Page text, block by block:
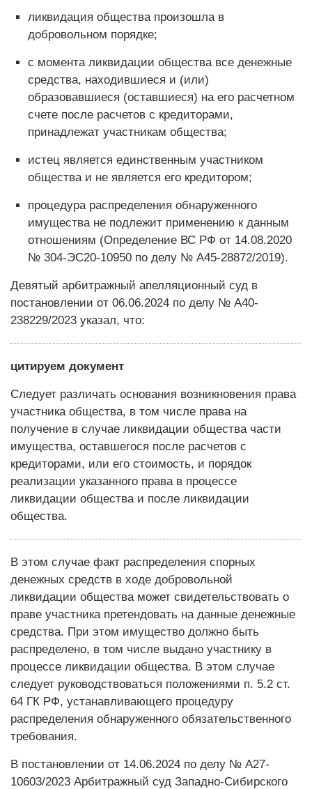
ликвидация общества произошла в
добровольном порядке;
с момента ликвидации общества все денежные
средства, находившиеся и (или)
образовавшиеся (оставшиеся) на его расчетном
счете после расчетов с кредиторами,
принадлежат участникам общества;
истец является единственным участником
общества и не является его кредитором;
процедура распределения обнаруженного
имущества не подлежит применению к данным
отношениям (Определение ВС РФ от 14.08.2020
№ 304-ЭС20-10950 по делу № А45-28872/2019).
Девятый арбитражный апелляционный суд в
постановлении от 06.06.2024 по делу № А40-
238229/2023 указал, что:
цитируем документ
Следует различать основания возникновения права
участника общества, в том числе права на
получение в случае ликвидации общества части
имущества, оставшегося после расчетов с
кредиторами, или его стоимость, и порядок
реализации указанного права в процессе
ликвидации общества и после ликвидации
общества.
В этом случае факт распределения спорных
денежных средств в ходе добровольной
ликвидации общества может свидетельствовать о
праве участника претендовать на данные денежные
средства. При этом имущество должно быть
распределено, в том числе выдано участнику в
процессе ликвидации общества. В этом случае
следует руководствоваться положениями п. 5.2 ст.
64 ГК РФ, устанавливающего процедуру
распределения обнаруженного обязательственного
требования.
В постановлении от 14.06.2024 по делу № А27-
10603/2023 Арбитражный суд Западно-Сибирского